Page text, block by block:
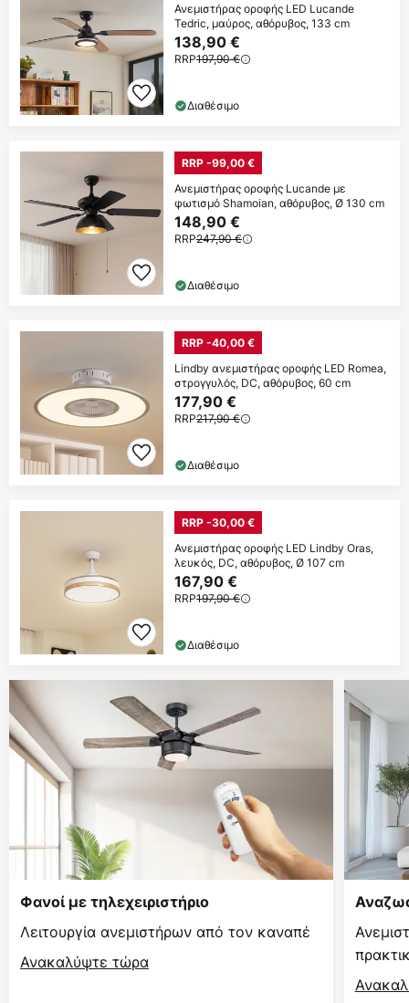
Ανεμιστήρας οροφής LED Lucande
Tedric, μαύρος, αθόρυβος, 133 cm
138,90 €
RRP197,90 €
Διαθέσιμο
RRP -99,00 €
Ανεμιστήρας οροφής Lucande με
φωτισμό Shamoian, αθόρυβος, Ø 130 cm
148,90 €
RRP247,90 €
Διαθέσιμο
RRP -40,00 €
Lindby ανεμιστήρας οροφής LED Romea,
στρογγυλός, DC, αθόρυβος, 60 cm
177,90 €
RRP217,90 €
Διαθέσιμο
RRP -30,00 €
Ανεμιστήρας οροφής LED Lindby Oras,
λευκός, DC, αθόρυβος, Ø 107 cm
167,90 €
RRP197,90 €
Διαθέσιμο
Φανοί με τηλεχειριστήριο
Λειτουργία ανεμιστήρων από τον καναπέ
Ανακαλύψτε τώρα